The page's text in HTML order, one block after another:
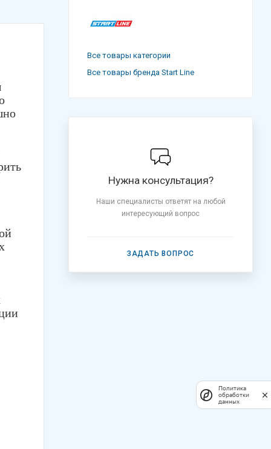
Все товары категории
Все товары бренда Start Line
Нужна консультация?
Наши специалисты ответят на любой
интересующий вопрос
ЗАДАТЬ ВОПРОС
Политика
обработки
данных